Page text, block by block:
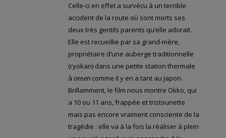
Celle-ci en effet a survécu à un terrible
accident de la route où sont morts ses
deux très gentils parents qu’elle adorait.
Elle est recueillie par sa grand-mère,
propriétaire d’une auberge traditionnelle
(ryokan) dans une petite station thermale
à onsen comme il y en a tant au Japon.
Brillamment, le film nous montre Okko, qui
a 10 ou 11 ans, frappée et tristounette
mais pas encore vraiment consciente de la
tragédie : elle va à la fois la réaliser à plein